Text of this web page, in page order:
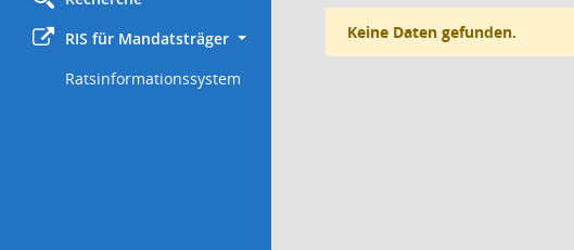
RIS für Mandatsträger
Ratsinformationssystem
Keine Daten gefunden.